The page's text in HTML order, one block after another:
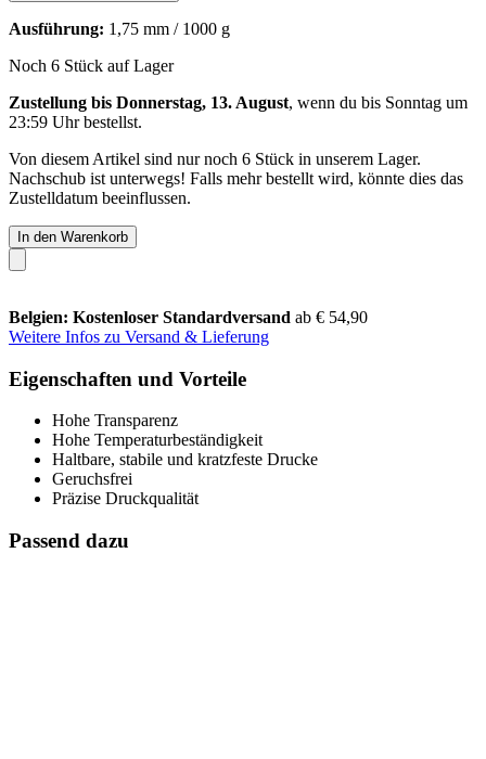
Ausführung: 1,75 mm / 1000 g
Noch 6 Stück auf Lager
Zustellung bis Donnerstag, 13. August, wenn du bis Sonntag um
23:59 Uhrbestellst.
Von diesem Artikel sind nur noch 6 Stück in unserem Lager.
Nachschub ist unterwegs! Falls mehr bestellt wird, könnte dies das
Zustelldatum beeinflussen.
In den Warenkorb
Belgien: Kostenloser Standardversand ab € 54,90
Weitere Infos zu Versand & Lieferung
Eigenschaften und Vorteile
Hohe Transparenz
Hohe Temperaturbeständigkeit
Haltbare, stabile und kratzfeste Drucke
Geruchsfrei
Präzise Druckqualität
Passend dazu